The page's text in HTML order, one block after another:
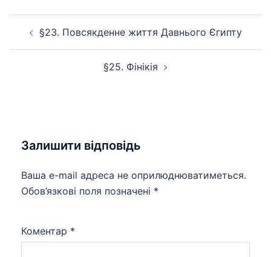
§23. Повсякденне життя Давнього Єгипту
§25. Фінікія
Залишити відповідь
Ваша e-mail адреса не оприлюднюватиметься.
Обов’язкові поля позначені *
Коментар *